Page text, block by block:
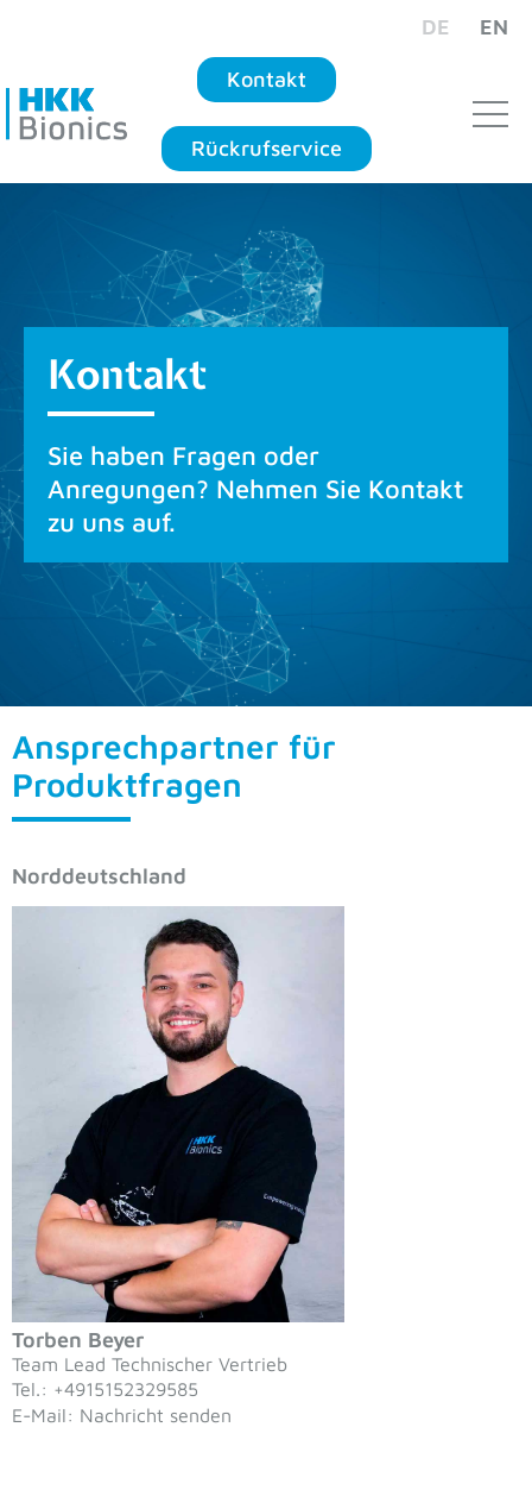
DE EN
Kontakt
Rückrufservice
Kontakt
Sie haben Fragen oder
Anregungen? Nehmen Sie Kontakt
zu uns auf.
Ansprechpartner für
Produktfragen
Norddeutschland
Torben Beyer
Team Lead Technischer Vertrieb
Tel.: +4915152329585
E-Mail: Nachricht senden